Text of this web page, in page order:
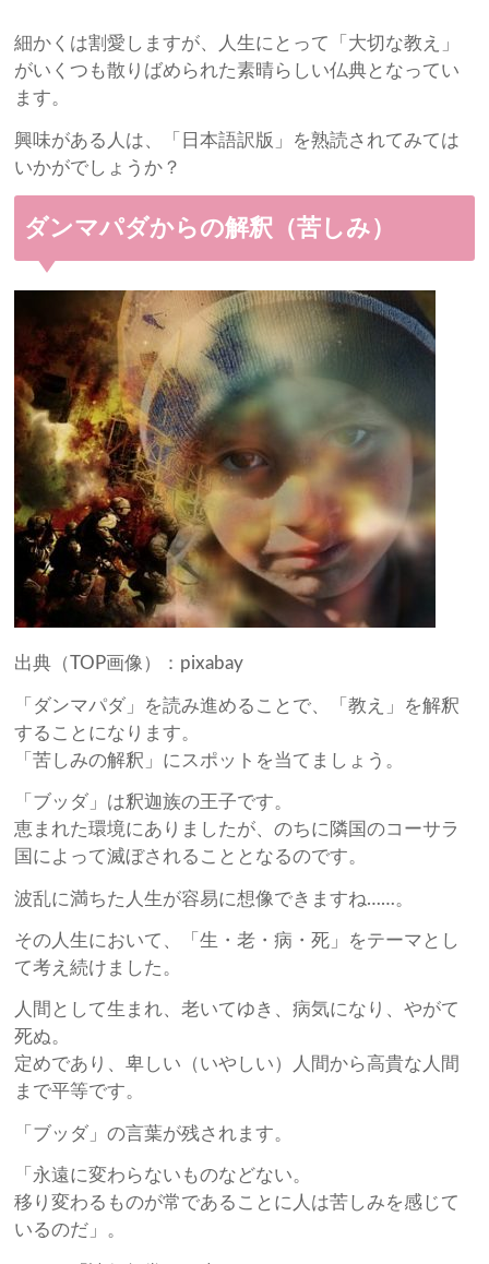
細かくは割愛しますが、人生にとって「大切な教え」
がいくつも散りばめられた素晴らしい仏典となってい
ます。
興味がある人は、「日本語訳版」を熟読されてみては
いかがでしょうか？
ダンマパダからの解釈（苦しみ）
出典（TOP画像）：pixabay
「ダンマパダ」を読み進めることで、「教え」を解釈
することになります。
「苦しみの解釈」にスポットを当てましょう。
「ブッダ」は釈迦族の王子です。
恵まれた環境にありましたが、のちに隣国のコーサラ
国によって滅ぼされることとなるのです。
波乱に満ちた人生が容易に想像できますね……。
その人生において、「生・老・病・死」をテーマとし
て考え続けました。
人間として生まれ、老いてゆき、病気になり、やがて
死ぬ。
定めであり、卑しい（いやしい）人間から高貴な人間
まで平等です。
「ブッダ」の言葉が残されます。
「永遠に変わらないものなどない。
移り変わるものが常であることに人は苦しみを感じて
いるのだ」。